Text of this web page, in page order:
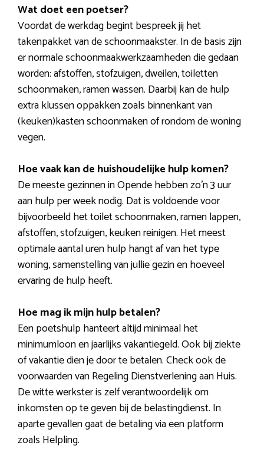
Wat doet een poetser?
Voordat de werkdag begint bespreek jij het
takenpakket van de schoonmaakster. In de basis zijn
er normale schoonmaakwerkzaamheden die gedaan
worden: afstoffen, stofzuigen, dweilen, toiletten
schoonmaken, ramen wassen. Daarbij kan de hulp
extra klussen oppakken zoals binnenkant van
(keuken)kasten schoonmaken of rondom de woning
vegen.
Hoe vaak kan de huishoudelijke hulp komen?
De meeste gezinnen in Opende hebben zo’n 3 uur
aan hulp per week nodig. Dat is voldoende voor
bijvoorbeeld het toilet schoonmaken, ramen lappen,
afstoffen, stofzuigen, keuken reinigen. Het meest
optimale aantal uren hulp hangt af van het type
woning, samenstelling van jullie gezin en hoeveel
ervaring de hulp heeft.
Hoe mag ik mijn hulp betalen?
Een poetshulp hanteert altijd minimaal het
minimumloon en jaarlijks vakantiegeld. Ook bij ziekte
of vakantie dien je door te betalen. Check ook de
voorwaarden van Regeling Dienstverlening aan Huis.
De witte werkster is zelf verantwoordelijk om
inkomsten op te geven bij de belastingdienst. In
aparte gevallen gaat de betaling via een platform
zoals Helpling.